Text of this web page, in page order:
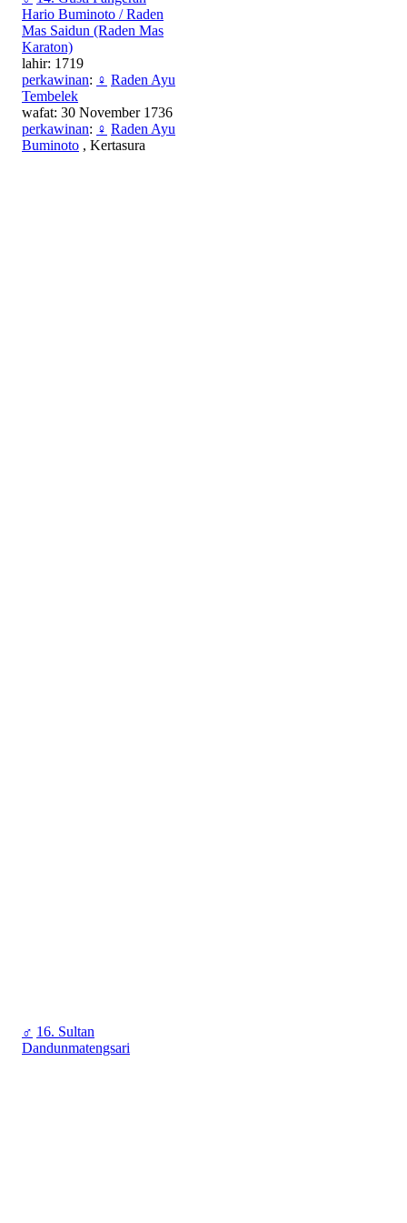
Hario Buminoto / Raden
Mas Saidun (Raden Mas
Karaton)
lahir: 1719
perkawinan: ♀ Raden Ayu
Tembelek
wafat: 30 November 1736
perkawinan: ♀ Raden Ayu
Buminoto , Kertasura
♂ 16. Sultan
Dandunmatengsari